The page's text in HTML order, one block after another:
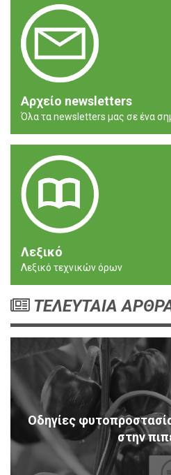
Αρχείο newsletters
Όλα τα newsletters μας σε ένα
Λεξικό
Λεξικό τεχνικών όρων
ΤΕΛΕΥΤΑΙΑ
Οδηγίες
στην